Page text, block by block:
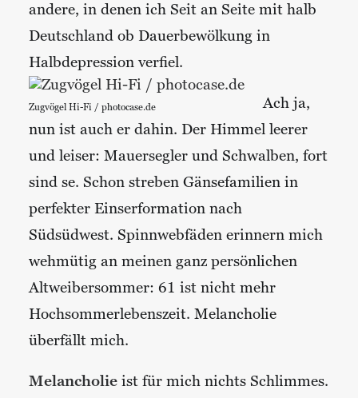
andere, in denen ich Seit an Seite mit halb
Deutschland ob Dauerbewölk­­­­ung in
Halbdepression verfiel.
Zugvögel Hi-Fi / photocase.de
Ach ja,
nun ist auch er dahin. Der Himmel leerer
und leiser: Mauersegler und Schwalben, fort
sind se. Schon streben Gänsefamilien in
perfekter Einserformation nach
Südsüdwest. Spinnwebfäden erinnern mich
wehmütig an meinen ganz persönlichen
Altweibersommer: 61 ist nicht mehr
Hochsommerlebenszeit. Melancholie
überfällt mich.
Melancholie ist für mich nichts Schlimmes.